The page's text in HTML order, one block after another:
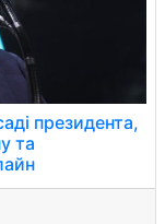
президента,
та